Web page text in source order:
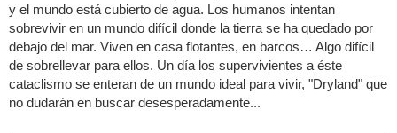
y el mundo está cubierto de agua. Los humanos intentan
sobrevivir en un mundo difícil donde la tierra se ha quedado por
debajo del mar. Viven en casa flotantes, en barcos… Algo difícil
de sobrellevar para ellos. Un día los supervivientes a éste
cataclismo se enteran de un mundo ideal para vivir, "Dryland" que
no dudarán en buscar desesperadamente...